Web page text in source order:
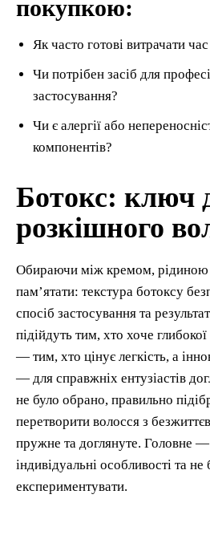
покупкою:
Як часто готові витрачати
Чи потрібен засіб для
застосування?
Чи є алергії або
компонентів?
Ботокс: ключ
розкішного
Обираючи між кремом, рідиною
пам’ятати: текстура ботоксу
спосіб застосування та
підійдуть тим, хто хоче глибокої
— тим, хто цінує легкість, а
— для справжніх ентузіастів
не було обрано, правильно
перетворити волосся з
пружне та доглянуте. Головне —
індивідуальні особливості та не
експериментувати.